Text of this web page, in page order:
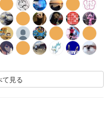
て見る